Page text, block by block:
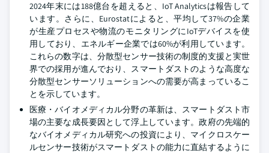
2024年末には188億台を超えると、IoT Analyticsは報告して
います。さらに、Eurostatによると、平均して37%の企業
が生産プロセスや物流のモニタリングにIoTデバイスを使
用しており、エネルギー企業では60%が利用しています。
これらの数字は、分散型センサー技術の制度的支援と実世
界での採用が進んでおり、スマートダストのような高度な
分散型センサーソリューションへの需要が高まっているこ
とを示しています。
医療・バイオメディカル分野の革新は、スマートダスト市
場の主要な成長要因として浮上しています。政府の先端的
なバイオメディカル研究への投資により、マイクロスケー
ルセンサー技術がスマートダストの能力に直結するように